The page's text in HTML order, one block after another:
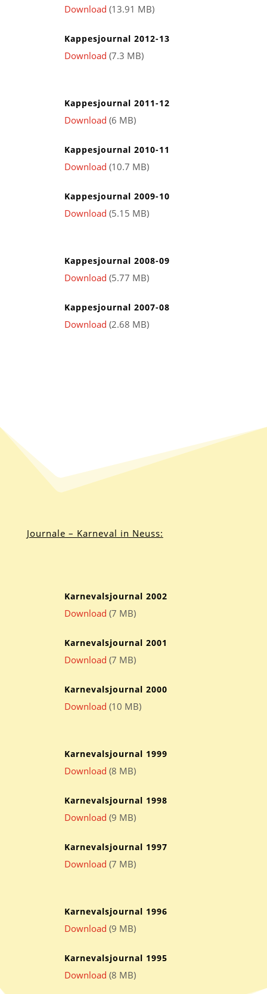
Download (13.91 MB)
Kappesjournal 2012-13
Download (7.3 MB)
Kappesjournal 2011-12
Download (6 MB)
Kappesjournal 2010-11
Download (10.7 MB)
Kappesjournal 2009-10
Download (5.15 MB)
Kappesjournal 2008-09
Download (5.77 MB)
Kappesjournal 2007-08
Download (2.68 MB)
Journale – Karneval in Neuss:
Karnevalsjournal 2002
Download (7 MB)
Karnevalsjournal 2001
Download (7 MB)
Karnevalsjournal 2000
Download (10 MB)
Karnevalsjournal 1999
Download (8 MB)
Karnevalsjournal 1998
Download (9 MB)
Karnevalsjournal 1997
Download (7 MB)
Karnevalsjournal 1996
Download (9 MB)
Karnevalsjournal 1995
Download (8 MB)